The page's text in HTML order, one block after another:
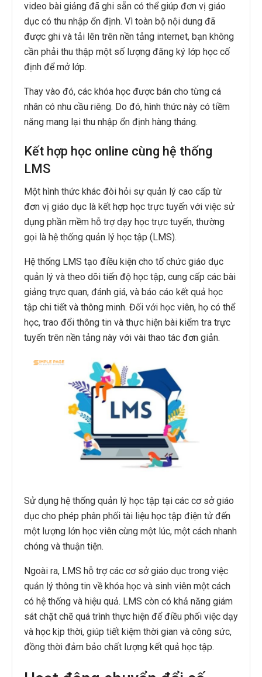
video bài giảng đã ghi sẵn có thể giúp đơn vị giáo
dục có thu nhập ổn định. Vì toàn bộ nội dung đã
được ghi và tải lên trên nền tảng internet, bạn không
cần phải thu thập một số lượng đăng ký lớp học cố
định để mở lớp.
Thay vào đó, các khóa học được bán cho từng cá
nhân có nhu cầu riêng. Do đó, hình thức này có tiềm
năng mang lại thu nhập ổn định hàng tháng.
Kết hợp học online cùng hệ thống
LMS
Một hình thức khác đòi hỏi sự quản lý cao cấp từ
đơn vị giáo dục là kết hợp học trực tuyến với việc sử
dụng phần mềm hỗ trợ dạy học trực tuyến, thường
gọi là hệ thống quản lý học tập (LMS).
Hệ thống LMS tạo điều kiện cho tổ chức giáo dục
quản lý và theo dõi tiến độ học tập, cung cấp các bài
giảng trực quan, đánh giá, và báo cáo kết quả học
tập chi tiết và thông minh. Đối với học viên, họ có thể
học, trao đổi thông tin và thực hiện bài kiểm tra trực
tuyến trên nền tảng này với vài thao tác đơn giản.
Sử dụng hệ thống quản lý học tập tại các cơ sở giáo
dục cho phép phân phối tài liệu học tập điện tử đến
một lượng lớn học viên cùng một lúc, một cách nhanh
chóng và thuận tiện.
Ngoài ra, LMS hỗ trợ các cơ sở giáo dục trong việc
quản lý thông tin về khóa học và sinh viên một cách
có hệ thống và hiệu quả. LMS còn có khả năng giám
sát chặt chẽ quá trình thực hiện để điều phối việc dạy
và học kịp thời, giúp tiết kiệm thời gian và công sức,
đồng thời đảm bảo chất lượng kết quả học tập.